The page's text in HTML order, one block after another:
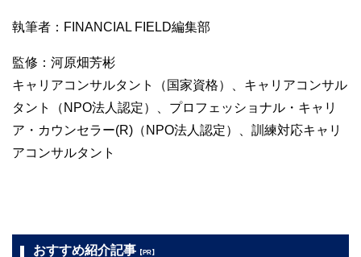
執筆者：FINANCIAL FIELD編集部
監修：河原畑芳彬
キャリアコンサルタント（国家資格）、キャリアコンサル
タント（NPO法人認定）、プロフェッショナル・キャリ
ア・カウンセラー(R)（NPO法人認定）、訓練対応キャリ
アコンサルタント
おすすめ紹介記事 【PR】